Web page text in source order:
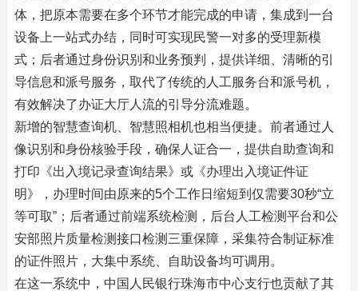
体，把原本需要在多个环节才能完成的申请，集成到一台
设备上一站式办结，同时可实现民警一对多的受理新模
式；后者通过身份识别和业务预判，提供详细、清晰的引
导信息和派号服务，取代了传统的人工服务台和派号机，
有效解决了办证大厅人流的引导分流难题。
新增的智慧查询机、智慧照相机也相当便捷。前者通过人
像识别和身份核验手段，确保人证合一，提供自助查询和
打印《出入境记录查询结果》或《办理出入境证件证
明》，办理时间由原来的5个工作日缩短到仅需要30秒“立
等可取”；后者通过前端系统检测，后台人工检测平台和公
安部照片质量检测接口检测三重保障，采集符合制证标准
的证件照片，大集中系统、自助设备均可调用。
在这一系统中，中国人民银行珠海市中心支行也贡献了其